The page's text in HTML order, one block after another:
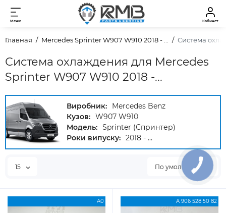
Меню Кабинет
Главная Mercedes Sprinter W907 W910 2018 - ... Система
Система охлаждения для Mercedes
Sprinter W907 W910 2018 -...
Виробник:
Mercedes Benz
Кузов: W907 W910
Модель: Sprinter (Спринтер)
Роки випуску: 2018 - ...
15 По умолчанию
A0 A 906 528 50 82